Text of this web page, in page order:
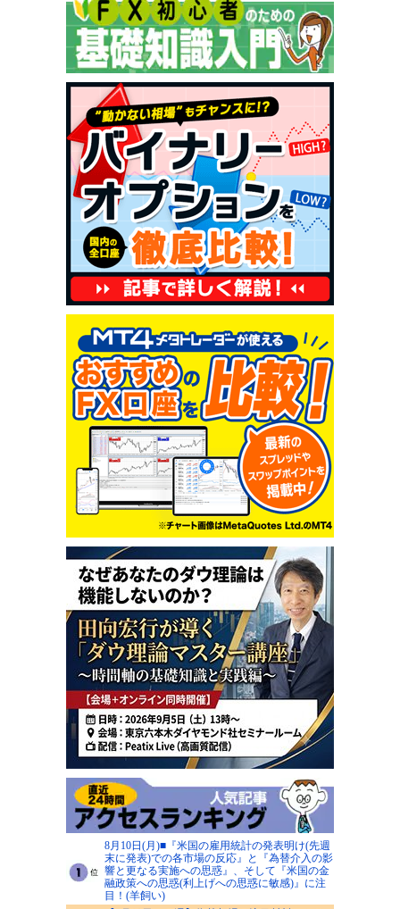
8月10日(月)■『米国の雇用統計の発表明け(先週
末に発表)での各市場の反応』と『為替介入の影
響と更なる実施への思惑』、そして『米国の金
融政策への思惑(利上げへの思惑に敏感)』に注
目！(羊飼い)